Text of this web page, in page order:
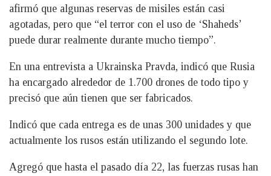
afirmó que algunas reservas de misiles están casi
agotadas, pero que “el terror con el uso de ‘Shaheds’
puede durar realmente durante mucho tiempo”.
En una entrevista a Ukrainska Pravda, indicó que Rusia
ha encargado alrededor de 1.700 drones de todo tipo y
precisó que aún tienen que ser fabricados.
Indicó que cada entrega es de unas 300 unidades y que
actualmente los rusos están utilizando el segundo lote.
Agregó que hasta el pasado día 22, las fuerzas rusas han